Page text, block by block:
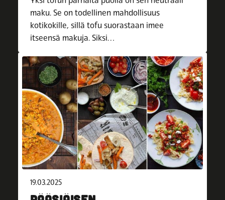
maku. Se on todellinen mahdollisuus
kotikokille, sillä tofu suorastaan imee
itseensä makuja. Siksi…
19.03.2025